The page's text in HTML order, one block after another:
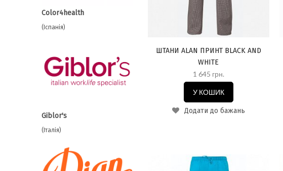
Color4health
(Іспанія)
Giblor's
(Італія)
ШТАНИ ALAN ПРИНТ BLACK AND
WHITE
1 645 грн.
У КОШИК
Додати до бажань